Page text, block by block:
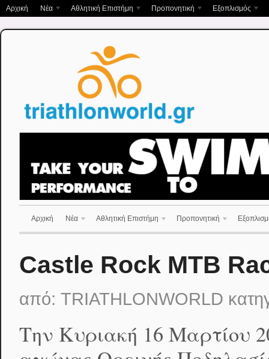
Αρχική Νέα Αθλητική Επιστήμη Προπονητική Εξοπλισμός
Αρχική Νέα Αθλητική Επιστήμη Προπονητική
Castle Rock MTB
από: TRIATHLONWORLD
Την Κυριακή 16 Μαρτίου